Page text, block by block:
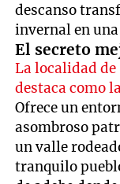
descanso
invernal en
El secreto
La localidad de
destaca como
Ofrece un
asombroso
un valle
tranquilo